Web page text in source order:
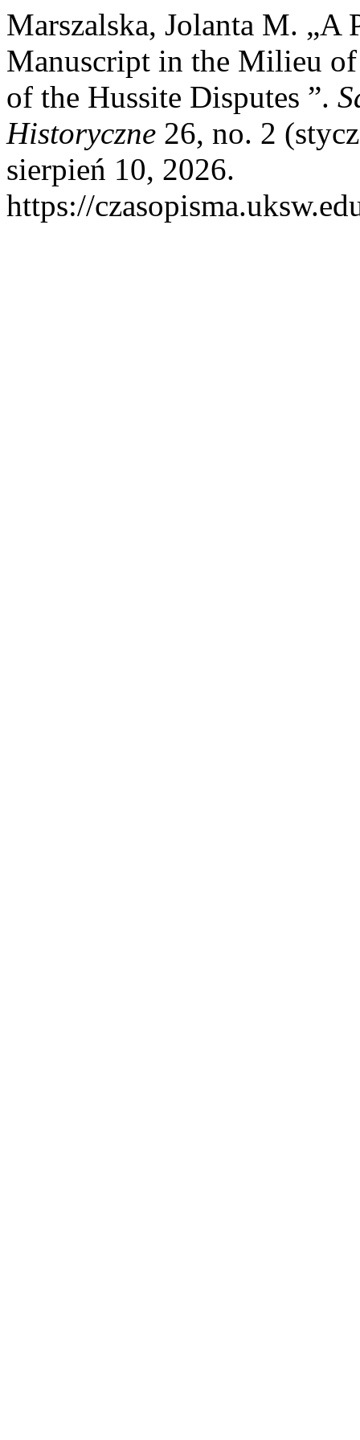
Marszalska, Jolanta M. „A
Manuscript in the Milieu of
of the Hussite Disputes ”.
Historyczne 26, no. 2
sierpień 10, 2026.
https://